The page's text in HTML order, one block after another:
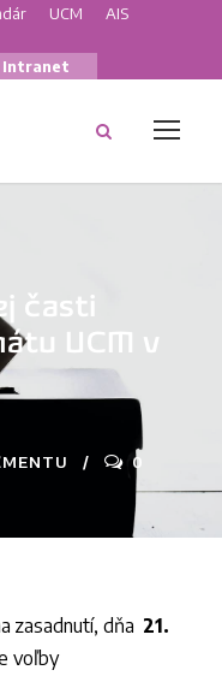
UCM
AIS
Intranet
časti
UCM v
0
zasadnutí, dňa 21.
voľby